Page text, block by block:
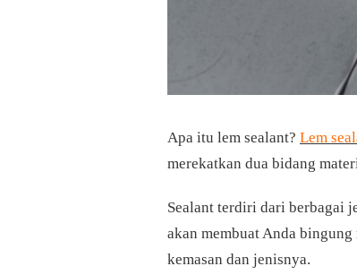
Apa itu lem sealant? Lem
merekatkan dua bidang
Sealant terdiri dari berbagai
akan membuat Anda
kemasan dan jenisnya.